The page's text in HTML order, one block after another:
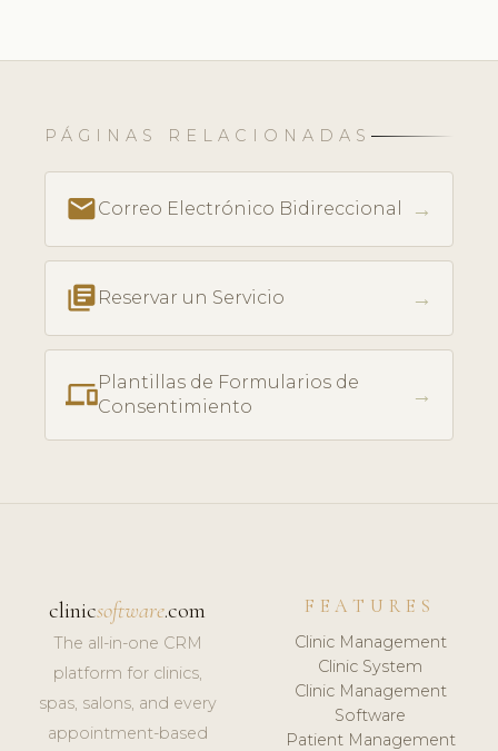
PÁGINAS RELACIONADAS
emailCorreo Electrónico Bidireccional →
library_books Reservar un Servicio →
phonelinkPlantillas de Formularios de
Consentimiento
→
clinicsoftware.com
The all-in-one CRM
platform for clinics,
spas, salons, and every
appointment-based
FEATURES
Clinic Management
Clinic System
Clinic Management
Software
Patient Management